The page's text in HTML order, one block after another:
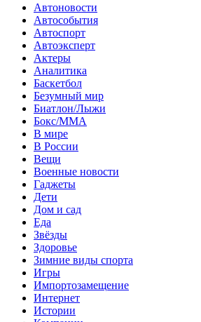
Автоновости
Автособытия
Автоспорт
Автоэксперт
Актеры
Аналитика
Баскетбол
Безумный мир
Биатлон/Лыжи
Бокс/MMA
В мире
В России
Вещи
Военные новости
Гаджеты
Дети
Дом и сад
Еда
Звёзды
Здоровье
Зимние виды спорта
Игры
Импортозамещение
Интернет
Истории